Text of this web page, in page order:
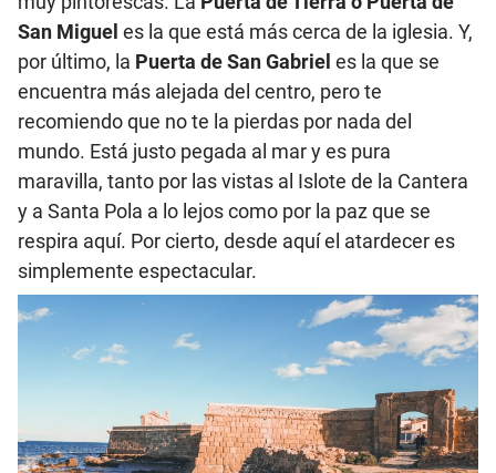
San Miguel es la que está más cerca de la iglesia. Y,
por último, la Puerta de San Gabriel es la que se
encuentra más alejada del centro, pero te
recomiendo que no te la pierdas por nada del
mundo. Está justo pegada al mar y es pura
maravilla, tanto por las vistas al Islote de la Cantera
y a Santa Pola a lo lejos como por la paz que se
respira aquí. Por cierto, desde aquí el atardecer es
simplemente espectacular.